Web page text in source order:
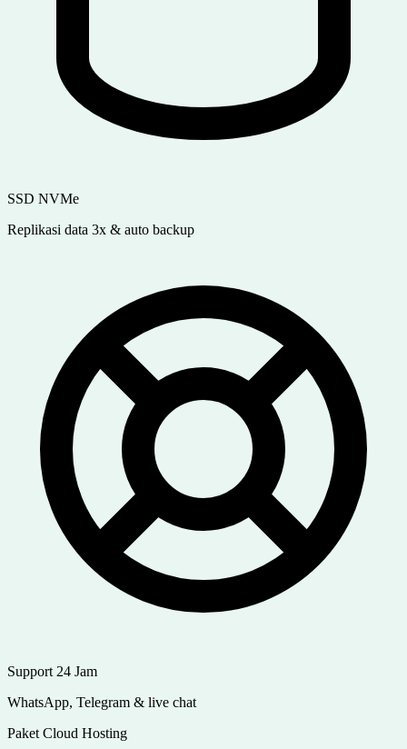
SSD NVMe
Replikasi data 3x & auto backup
Support 24 Jam
WhatsApp, Telegram & live chat
Paket Cloud Hosting